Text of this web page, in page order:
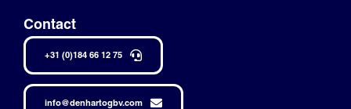
Contact
+31 (0)184 66 12 75
info@denhartogbv.com